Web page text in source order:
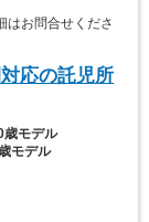
お問合せくださ
応の託児所
歳モデル
モデル